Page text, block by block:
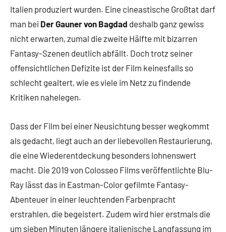
Italien produziert wurden. Eine cineastische Großtat darf
man bei Der Gauner von Bagdad deshalb ganz gewiss
nicht erwarten, zumal die zweite Hälfte mit bizarren
Fantasy-Szenen deutlich abfällt. Doch trotz seiner
offensichtlichen Defizite ist der Film keinesfalls so
schlecht gealtert, wie es viele im Netz zu findende
Kritiken nahelegen.
Dass der Film bei einer Neusichtung besser wegkommt
als gedacht, liegt auch an der liebevollen Restaurierung,
die eine Wiederentdeckung besonders lohnenswert
macht. Die 2019 von Colosseo Films veröffentlichte Blu-
Ray lässt das in Eastman-Color gefilmte Fantasy-
Abenteuer in einer leuchtenden Farbenpracht
erstrahlen, die begeistert. Zudem wird hier erstmals die
um sieben Minuten längere italienische Langfassung im